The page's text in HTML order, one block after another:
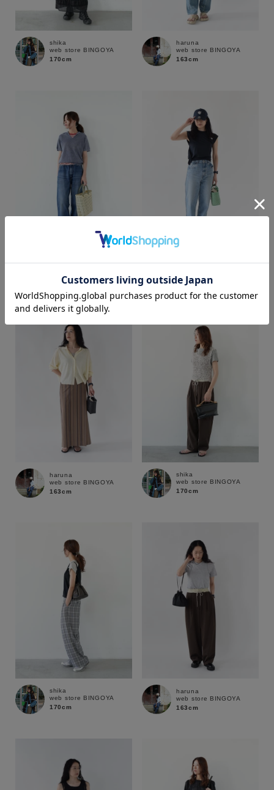
通常商品 予約商品
セール価格 WEB限定
在庫
在庫あり 在庫なし含む
shika
web store BINGOYA
170cm
haruna
web store BINGOYA
163cm
170cm
163cm
haruna
web store BINGOYA
163cm
shika
web store BINGOYA
170cm
shika
web store BINGOYA
170cm
haruna
web store BINGOYA
163cm